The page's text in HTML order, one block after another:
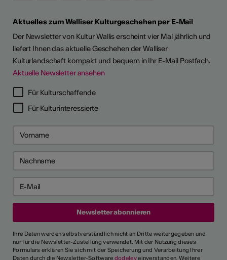
Aktuelles zum Walliser Kulturgeschehen per E-Mail
Der Newsletter von Kultur Wallis erscheint vier Mal jährlich und
liefert Ihnen das aktuelle Geschehen der Walliser
Kulturlandschaft kompakt und bequem in Ihr E-Mail Postfach.
Aktuelle Newsletter ansehen
Für Kulturschaffende
Für Kulturinteressierte
Ihre Daten werden selbstverständlich nicht an Dritte weitergegeben und
nur für die Newsletter-Zustellung verwendet. Mit der Nutzung dieses
Formulars erklären Sie sich mit der Speicherung und Verarbeitung Ihrer
Daten durch die Newsletter-Software dodeleyeinverstanden. Weitere